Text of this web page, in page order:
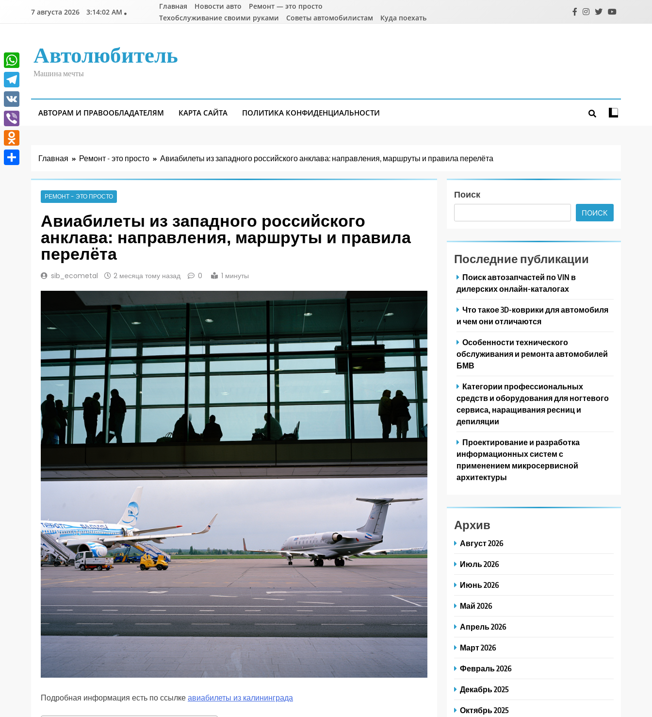
7 августа 2026 3:14:03 AM
Главная Новости авто
Ремонт — это просто
Техобслуживание своими руками
Советы автомобилистам Куда поехать
Автолюбитель
Машина мечты
АВТОРАМ И ПРАВООБЛАДАТЕЛЯМ КАРТА САЙТА ПОЛИТИКА КОНФИДЕНЦИАЛЬНОСТИ
Главная Ремонт - это просто Авиабилеты из западного российского анклава: направления, маршруты и правила перелёта
РЕМОНТ - ЭТО ПРОСТО
Авиабилеты из западного российского
анклава: направления, маршруты и правила
перелёта
sib_ecometal 2 месяца тому назад 0 1 минуты
Подробная информация есть по ссылке авиабилеты из калининграда
Поиск
ПОИСК
Последние публикации
Поиск автозапчастей по VIN в
дилерских онлайн-каталогах
Что такое 3D-коврики для автомобиля
и чем они отличаются
Особенности технического
обслуживания и ремонта автомобилей
БМВ
Категории профессиональных
средств и оборудования для ногтевого
сервиса, наращивания ресниц и
депиляции
Проектирование и разработка
информационных систем с
применением микросервисной
архитектуры
Архив
Август 2026
Июль 2026
Июнь 2026
Май 2026
Апрель 2026
Март 2026
Февраль 2026
Декабрь 2025
Октябрь 2025
WhatsApp
Telegram
VK
Viber
Odnoklassniki